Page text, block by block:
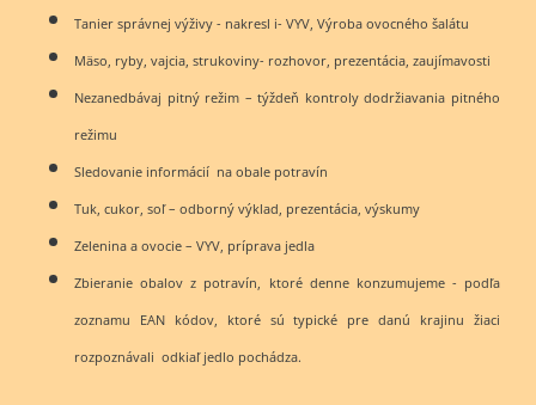
Tanier správnej výživy - nakresl i- VYV, Výroba ovocného šalátu
Mäso, ryby, vajcia, strukoviny- rozhovor, prezentácia, zaujímavosti
Nezanedbávaj pitný režim – týždeň kontroly dodržiavania pitného
režimu
Sledovanie informácií na obale potravín
Tuk, cukor, soľ – odborný výklad, prezentácia, výskumy
Zelenina a ovocie – VYV, príprava jedla
Zbieranie obalov z potravín, ktoré denne konzumujeme - podľa
zoznamu EAN kódov, ktoré sú typické pre danú krajinu žiaci
rozpoznávali odkiaľ jedlo pochádza.